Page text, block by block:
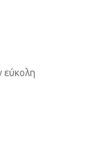
εύκολη